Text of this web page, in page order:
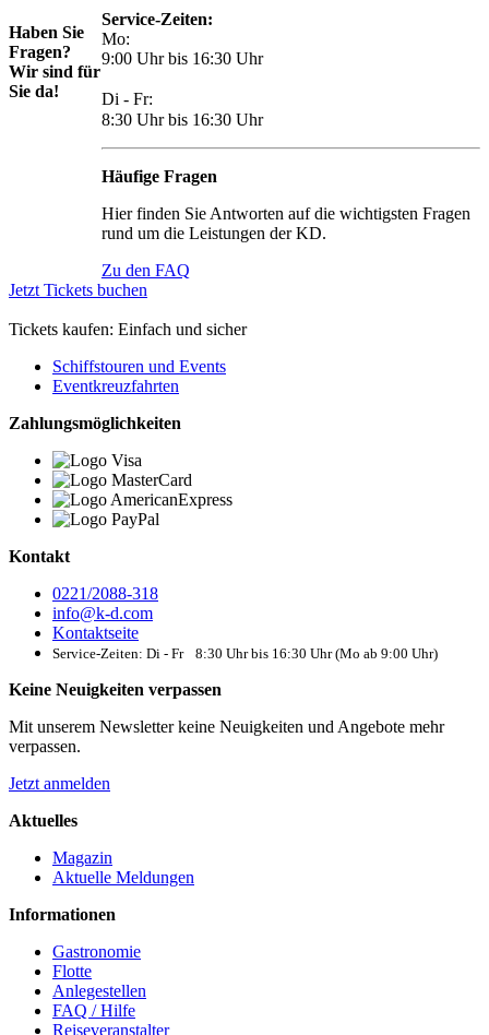
Haben Sie
Fragen?
Wir sind für
Sie da!
Service-Zeiten:
Mo:
9:00 Uhr bis 16:30 Uhr
Di - Fr:
8:30 Uhr bis 16:30 Uhr
Häufige Fragen
Hier finden Sie Antworten auf die wichtigsten Fragen
rund um die Leistungen der KD.
Zu den FAQ
Jetzt Tickets buchen
Tickets kaufen: Einfach und sicher
Schiffstouren und Events
Eventkreuzfahrten
Zahlungsmöglichkeiten
Kontakt
0221/2088-318
info@k-d.com
Kontaktseite
Service-Zeiten: Di - Fr 8:30 Uhr bis 16:30 Uhr (Mo ab 9:00 Uhr)
Keine Neuigkeiten verpassen
Mit unserem Newsletter keine Neuigkeiten und Angebote mehr
verpassen.
Jetzt anmelden
Aktuelles
Magazin
Aktuelle Meldungen
Informationen
Gastronomie
Flotte
Anlegestellen
FAQ / Hilfe
Reiseveranstalter